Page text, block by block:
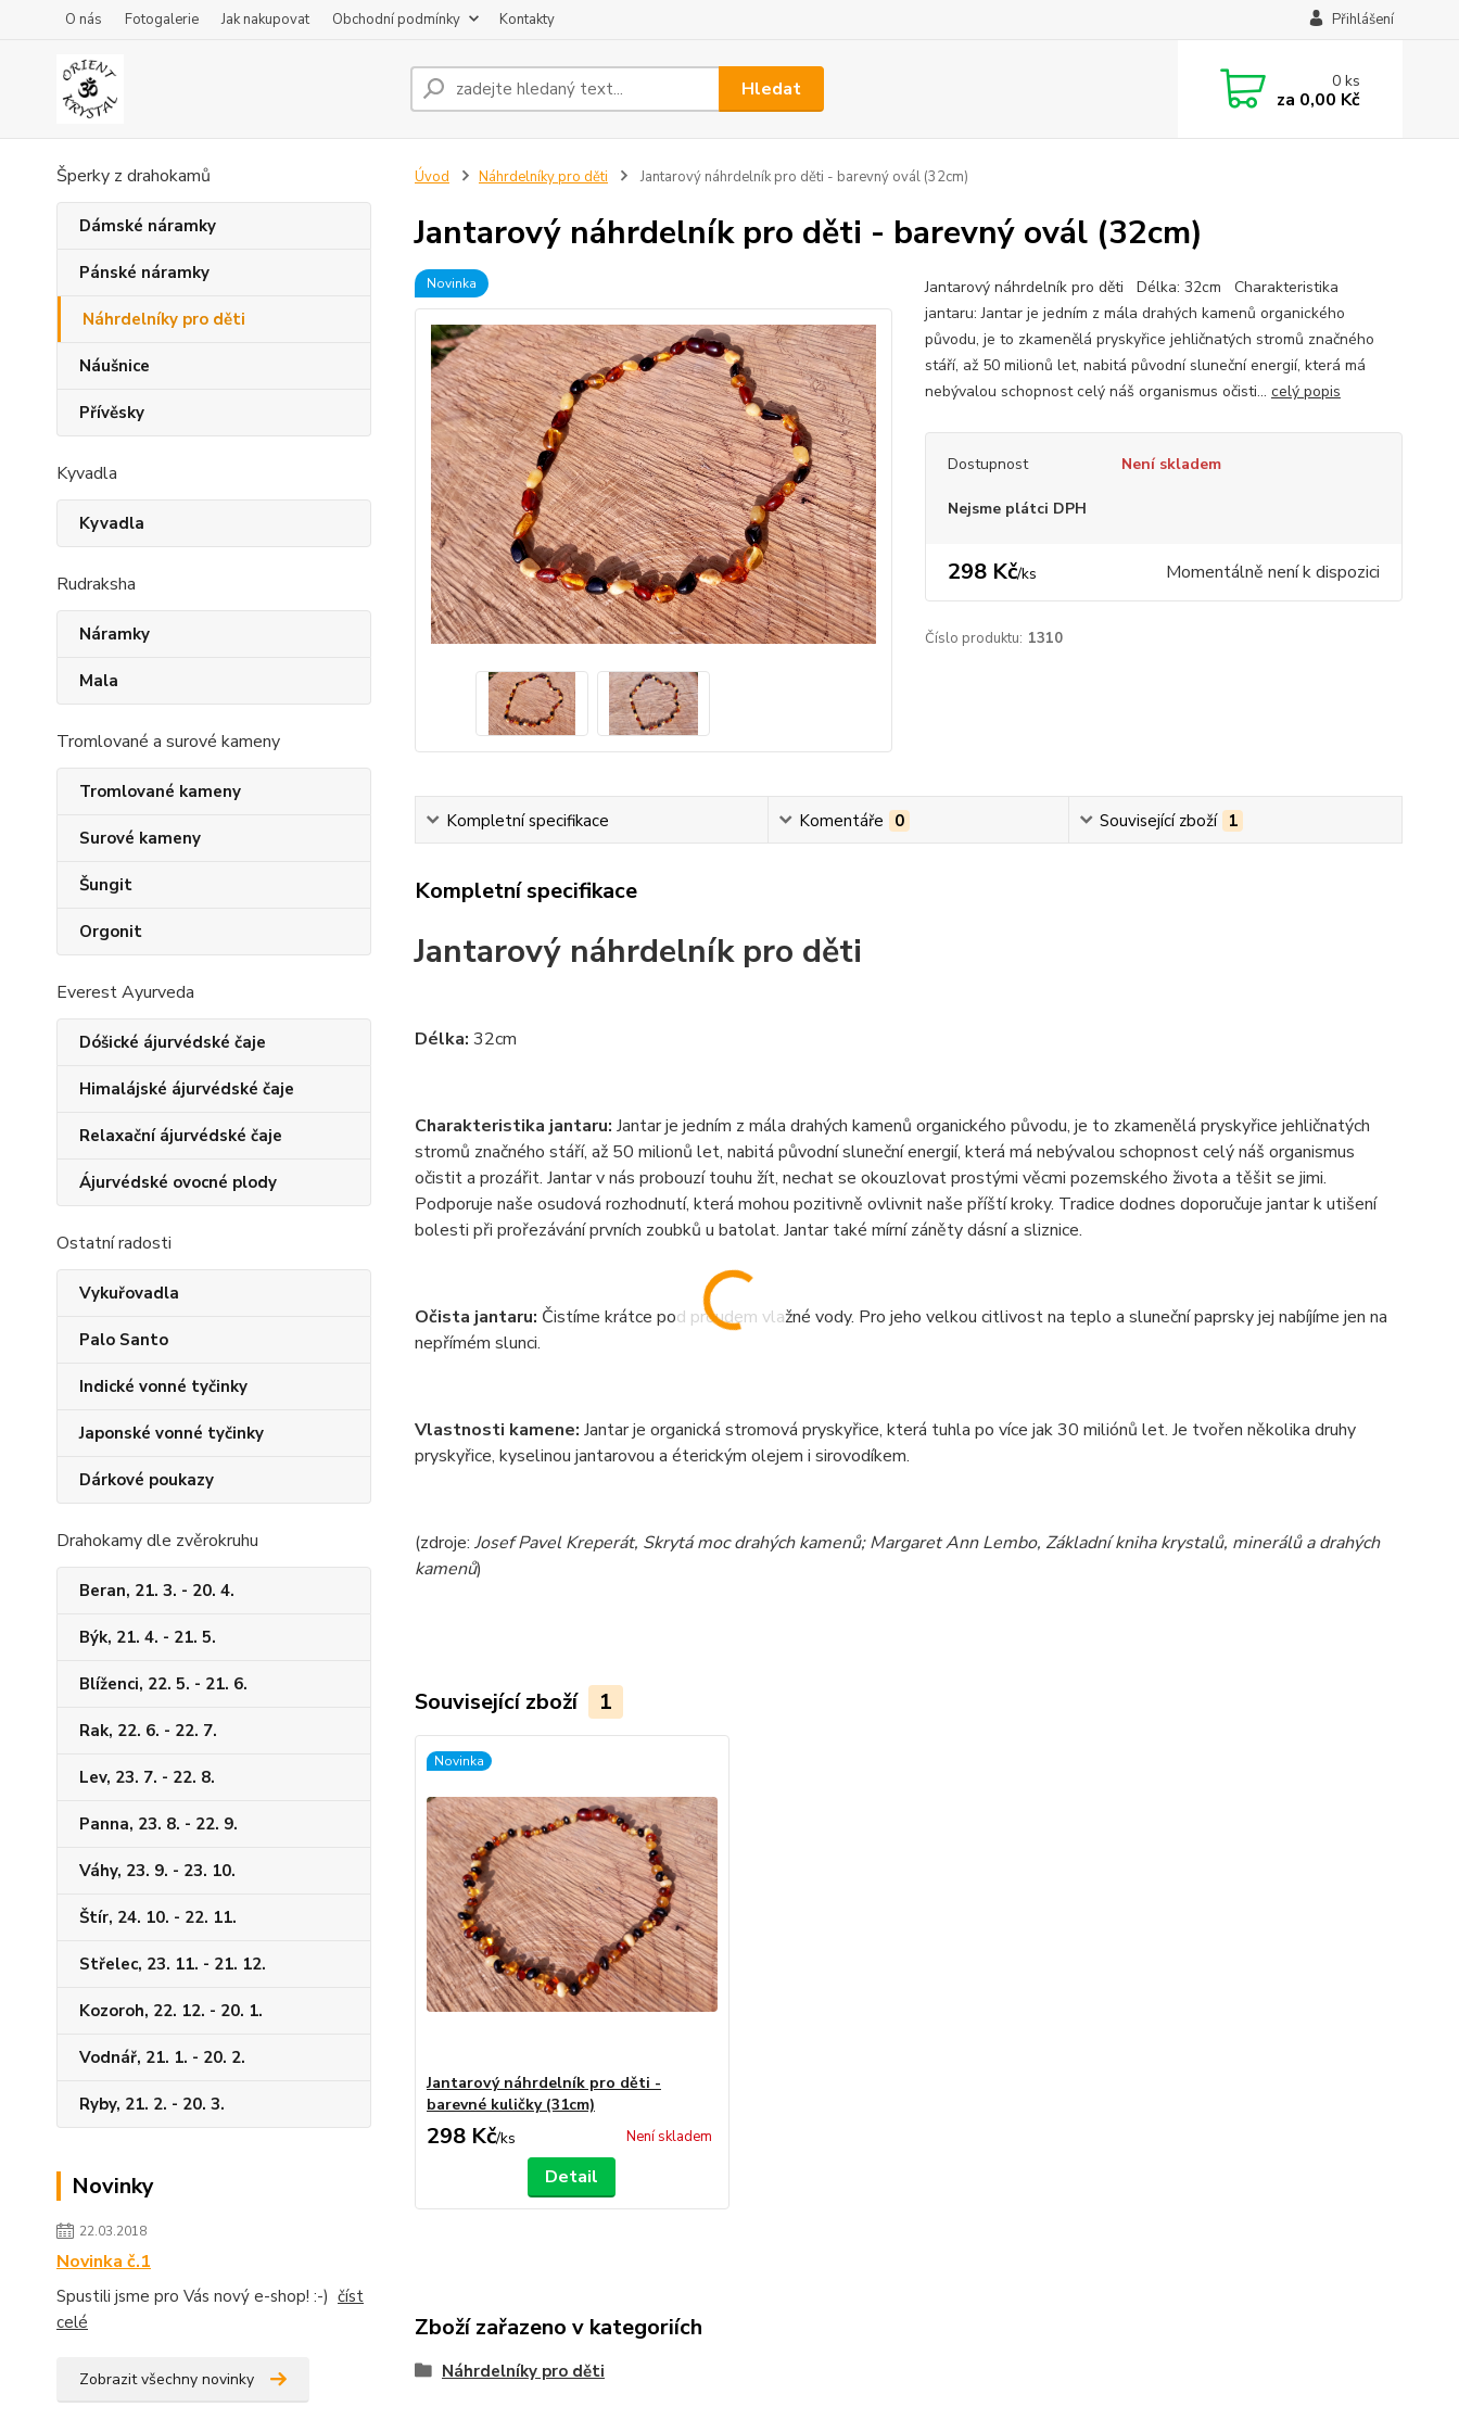
O nás Fotogalerie Jak nakupovat Obchodní podmínky Kontakty Přihlášení
Hledat 0ks
za 0,00 Kč
Šperky z drahokamů
Dámské náramky
Pánské náramky
Náhrdelníky pro děti
Náušnice
Přívěsky
Kyvadla
Kyvadla
Rudraksha
Náramky
Mala
Tromlované a surové kameny
Tromlované kameny
Surové kameny
Šungit
Orgonit
Everest Ayurveda
Dóšické ájurvédské čaje
Himalájské ájurvédské čaje
Relaxační ájurvédské čaje
Ájurvédské ovocné plody
Ostatní radosti
Vykuřovadla
Palo Santo
Indické vonné tyčinky
Japonské vonné tyčinky
Dárkové poukazy
Drahokamy dle zvěrokruhu
Beran, 21. 3. - 20. 4.
Býk, 21. 4. - 21. 5.
Blíženci, 22. 5. - 21. 6.
Rak, 22. 6. - 22. 7.
Lev, 23. 7. - 22. 8.
Panna, 23. 8. - 22. 9.
Váhy, 23. 9. - 23. 10.
Štír, 24. 10. - 22. 11.
Střelec, 23. 11. - 21. 12.
Kozoroh, 22. 12. - 20. 1.
Vodnář, 21. 1. - 20. 2.
Ryby, 21. 2. - 20. 3.
Novinky
22.03.2018
Novinka č.1
Spustili jsme pro Vás nový e-shop! :-) číst
celé
Zobrazit všechny novinky
Úvod Náhrdelníky pro děti Jantarový náhrdelník pro děti - barevný ovál (32cm)
Jantarový náhrdelník pro děti - barevný ovál (32cm)
Novinka
Jantarový náhrdelník pro děti Délka: 32cm Charakteristika
jantaru: Jantar je jedním z mála drahých kamenů organického
původu, je to zkamenělá pryskyřice jehličnatých stromů značného
stáří, až 50 milionů let, nabitá původní sluneční energií, která má
nebývalou schopnost celý náš organismus očisti... celý popis
Dostupnost Není skladem
Nejsme plátci DPH
298 Kč/ks Momentálně není k dispozici
Číslo produktu: 1310
Kompletní specifikace Komentáře 0 Související zboží 1
Kompletní specifikace
Jantarový náhrdelník pro děti
Délka: 32cm
Charakteristika jantaru: Jantar je jedním z mála drahých kamenů organického původu, je to zkamenělá pryskyřice jehličnatých
stromů značného stáří, až 50 milionů let, nabitá původníslunečníenergií, která má nebývalou schopnost celýnáš organismus
očistit a prozářit. Jantar v nás probouzítouhu žít, nechat se okouzlovat prostými věcmi pozemského života a těšit se jimi.
Podporuje naše osudová rozhodnutí, která mohou pozitivně ovlivnit naše příštíkroky. Tradice dodnes doporučuje jantar k utišení
bolesti při prořezáváníprvních zoubků u batolat. Jantar také mírnízáněty dásnía sliznice.
Očista jantaru: Čistíme krátce pod proudem vlažné vody. Pro jeho velkou citlivost na teplo a sluneční paprsky jej nabíjíme jen na
nepřímém slunci.
Vlastnosti kamene: Jantar je organická stromová pryskyřice, která tuhla po více jak 30 miliónů let. Je tvořen několika druhy
pryskyřice, kyselinou jantarovou a éterickým olejem i sirovodíkem.
(zdroje: Josef Pavel Kreperát, Skrytá moc drahých kamenů; Margaret Ann Lembo, Základní kniha krystalů, minerálů a drahých
kamenů)
Související zboží 1
Novinka
Jantarový náhrdelník pro děti -
barevné kuličky (31cm)
298 Kč/ks Není skladem
Detail
Zboží zařazeno v kategoriích
Náhrdelníky pro děti